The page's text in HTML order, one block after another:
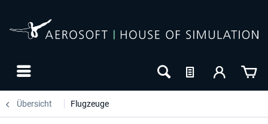
Übersicht Flugzeuge